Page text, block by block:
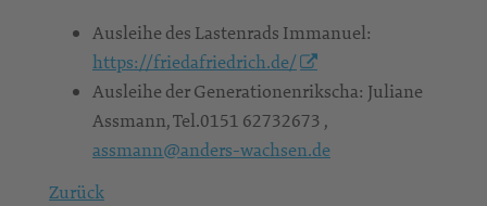
Ausleihe des Lastenrads Immanuel:
https://friedafriedrich.de/
Ausleihe der Generationenrikscha: Juliane
Assmann, Tel.0151 62732673 ,
assmann@anders-wachsen.de
Zurück